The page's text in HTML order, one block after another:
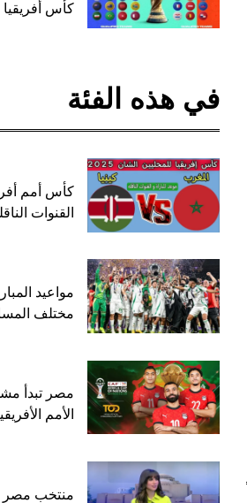
كأس أفريقيا 2025
في هذه الفئة
القنوات
مواعيد
مختلف
مصر تبدأ
الأمم الأفريقية
منتخب مصر